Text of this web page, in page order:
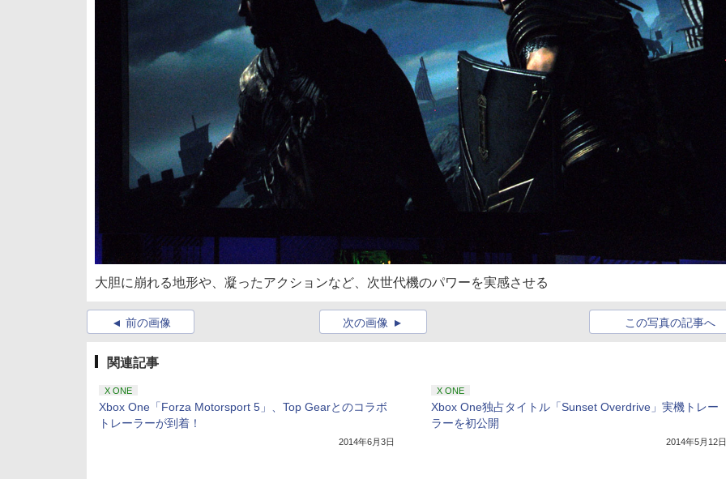
大胆に崩れる地形や、凝ったアクションなど、次世代機のパワーを実感させる
前の画像 この写真の記事へ
次の画像
関連記事
X ONE
Xbox One「Forza Motorsport 5」、Top Gearとのコラボ
トレーラーが到着！
2014年6月3日
X ONE
Xbox One独占タイトル「Sunset Overdrive」実機トレー
ラーを初公開
2014年5月12日